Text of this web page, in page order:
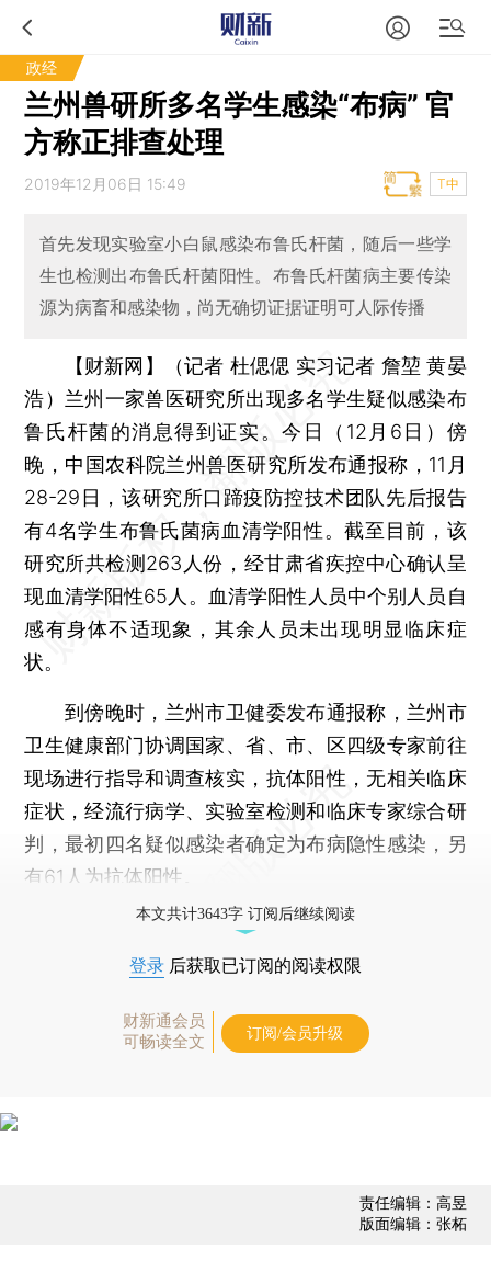
政经
兰州兽研所多名学生感染“布病” 官
方称正排查处理
2019年12月06日 15:49 T中
首先发现实验室小白鼠感染布鲁氏杆菌，随后一些学
生也检测出布鲁氏杆菌阳性。布鲁氏杆菌病主要传染
源为病畜和感染物，尚无确切证据证明可人际传播
【财新网】（记者 杜偲偲 实习记者 詹堃 黄晏
浩） 兰州一家兽医研究所出现多名学生疑似感染布
鲁氏杆菌的消息得到证实。今日（12月6日）傍
晚，中国农科院兰州兽医研究所发布通报称，11月
28-29日，该研究所口蹄疫防控技术团队先后报告
有4名学生布鲁氏菌病血清学阳性。截至目前，该
研究所共检测263人份，经甘肃省疾控中心确认呈
现血清学阳性65人。血清学阳性人员中个别人员自
感有身体不适现象，其余人员未出现明显临床症
状。
到傍晚时，兰州市卫健委发布通报称，兰州市
卫生健康部门协调国家、省、市、区四级专家前往
现场进行指导和调查核实，抗体阳性，无相关临床
症状，经流行病学、实验室检测和临床专家综合研
判，最初四名疑似感染者确定为布病隐性感染，另
有61人为抗体阳性。
本文共计3643字 订阅后继续阅读
登录 后获取已订阅的阅读权限
财新通会员
可畅读全文
订阅/会员升级
责任编辑：高昱
版面编辑：张柘